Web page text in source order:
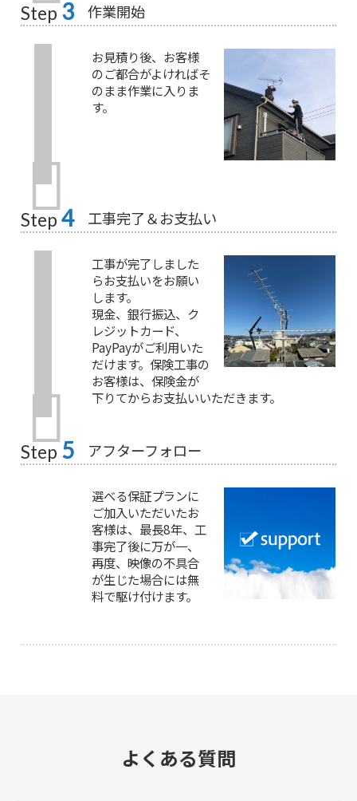
Step 3 作業開始
お見積り後、お客様
のご都合がよければそ
のまま作業に入りま
す。
Step 4 工事完了＆お支払い
工事が完了しました
らお支払いをお願い
します。
現金、銀行振込、ク
レジットカード、
PayPayがご利用いた
だけます。保険工事の
お客様は、保険金が
下りてからお支払いいただきます。
Step 5 アフターフォロー
選べる保証プランに
ご加入いただいたお
客様は、最長8年、工
事完了後に万が一、
再度、映像の不具合
が生じた場合には無
料で駆け付けます。
よくある質問